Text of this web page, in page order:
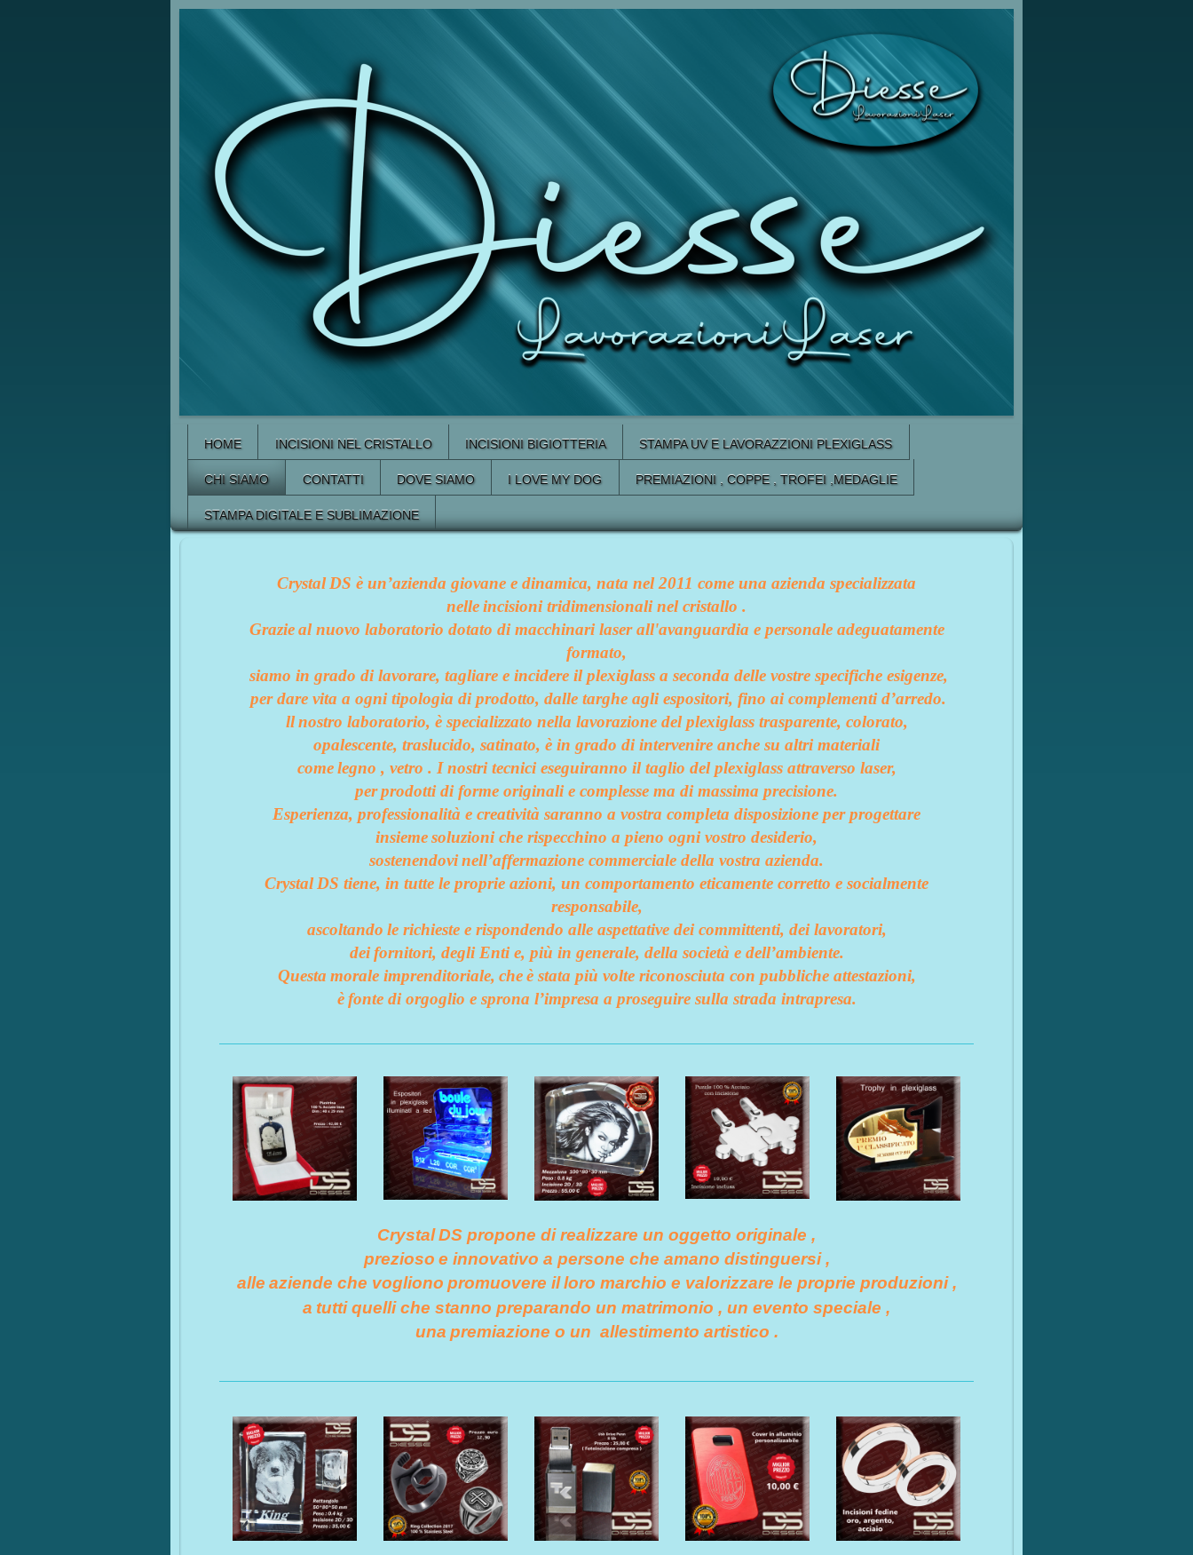
HOME INCISIONI NEL CRISTALLO INCISIONI BIGIOTTERIA STAMPA UV E LAVORAZZIONI PLEXIGLASS
CHI SIAMO CONTATTI DOVE SIAMO I LOVE MY DOG PREMIAZIONI , COPPE , TROFEI ,MEDAGLIE
STAMPA DIGITALE E SUBLIMAZIONE
Crystal DS è un’azienda giovane e dinamica, nata nel 2011 come una azienda specializzata
nelleincisioni tridimensionali nel cristallo .
Grazie al nuovo laboratorio dotato di macchinari laser all'avanguardia e personale adeguatamente
formato,
siamo in grado di lavorare, tagliare e incidere il plexiglass a seconda delle vostre specifiche esigenze,
per dare vita a ogni tipologia di prodotto, dalle targhe agli espositori, fino ai complementi d’arredo.
ll nostro laboratorio, è specializzato nella lavorazione del plexiglass trasparente, colorato,
opalescente, traslucido, satinato, è in grado di intervenire anche su altri materiali
come legno , vetro . I nostri tecnici eseguiranno il taglio del plexiglass attraverso laser,
perprodotti di forme originali e complesse ma di massima precisione.
Esperienza, professionalità e creatività saranno a vostra completa disposizione per progettare
insiemesoluzioni che rispecchino a pieno ogni vostro desiderio,
sostenendovinell’affermazione commerciale della vostra azienda.
Crystal DS tiene, in tutte le proprie azioni, un comportamento eticamente corretto e socialmente
responsabile,
ascoltando le richieste e rispondendo alle aspettative dei committenti, dei lavoratori,
dei fornitori, degli Enti e, più in generale, della società e dell’ambiente.
Questa morale imprenditoriale, che è stata più volte riconosciuta con pubbliche attestazioni,
è fonte di orgoglio e sprona l’impresa a proseguire sulla strada intrapresa.
CrystalDS propone di realizzare un oggetto originale ,
prezioso e innovativo a persone che amano distinguersi ,
alle aziende che vogliono promuovere il loro marchio e valorizzare le proprie produzioni ,
a tutti quelli che stanno preparando un matrimonio , un evento speciale ,
una premiazione o un allestimento artistico .